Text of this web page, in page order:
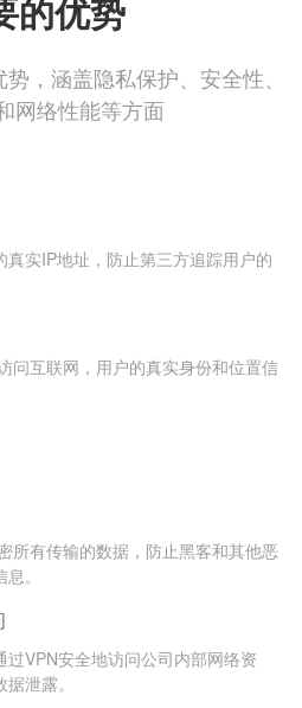
的优势
，涵盖隐私保护、安全性、
网络性能等方面
真实IP地址，防止第三方追踪用户的
问互联网，用户的真实身份和位置信
所有传输的数据，防止黑客和其他恶
。
过VPN安全地访问公司内部网络资
泄露。